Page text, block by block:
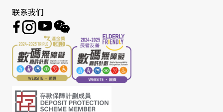
联系我们